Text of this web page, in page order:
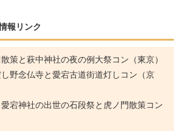
報リンク
策と萩中神社の夜の例大祭コン（東京）
野念仏寺と愛宕古道街道灯しコン（京
愛宕神社の出世の石段祭と虎ノ門散策コン